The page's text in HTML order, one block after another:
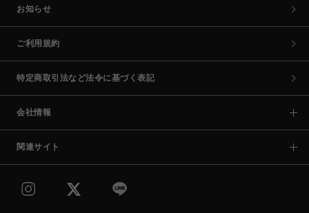
お知らせ
ご利用規約
特定商取引法など法令に基づく表記
会社情報
関連サイト